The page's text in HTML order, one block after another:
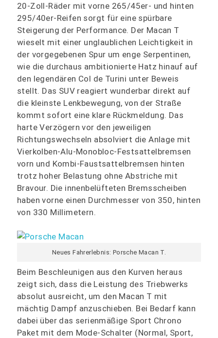
20-Zoll-Räder mit vorne 265/45er- und hinten
295/40er-Reifen sorgt für eine spürbare
Steigerung der Performance. Der Macan T
wieselt mit einer unglaublichen Leichtigkeit in
der vorgegebenen Spur um enge Serpentinen,
wie die durchaus ambitionierte Hatz hinauf auf
den legendären Col de Turini unter Beweis
stellt. Das SUV reagiert wunderbar direkt auf
die kleinste Lenkbewegung, von der Straße
kommt sofort eine klare Rückmeldung. Das
harte Verzögern vor den jeweiligen
Richtungswechseln absolviert die Anlage mit
Vierkolben-Alu-Monobloc-Festsattelbremsen
vorn und Kombi-Faustsattelbremsen hinten
trotz hoher Belastung ohne Abstriche mit
Bravour. Die innenbelüfteten Bremsscheiben
haben vorne einen Durchmesser von 350, hinten
von 330 Millimetern.
Neues Fahrerlebnis: Porsche Macan T.
Beim Beschleunigen aus den Kurven heraus
zeigt sich, dass die Leistung des Triebwerks
absolut ausreicht, um den Macan T mit
mächtig Dampf anzuschieben. Bei Bedarf kann
dabei über das serienmäßige Sport Chrono
Paket mit dem Mode-Schalter (Normal, Sport,